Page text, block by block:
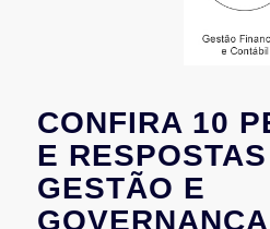
CONFIRA 10
E
GESTÃO E